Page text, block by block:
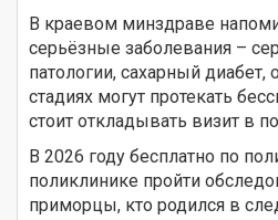
В краевом минздраве
серьёзные заболевания –
патологии, сахарный диабет,
стадиях могут протекать
стоит откладывать визит в
В 2026 году бесплатно по
поликлинике пройти
приморцы, кто родился в